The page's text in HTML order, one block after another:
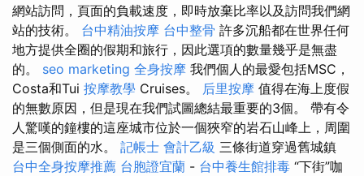
網站訪問，頁面的負載速度，即時放棄比率以及訪問我們網
站的技術。 台中精油按摩 台中整骨 許多沉船都在世界任何
地方提供全圈的假期和旅行，因此選項的數量幾乎是無盡
的。 seo marketing 全身按摩 我們個人的最愛包括MSC，
Costa和Tui 按摩教學 Cruises。 后里按摩 值得在海上度假
的無數原因，但是現在我們試圖總結最重要的3個。 帶有令
人驚嘆的鐘樓的這座城市位於一個狹窄的岩石山峰上，周圍
是三個側面的水。 記帳士 會計乙級 三條街道穿過舊城鎮
台中全身按摩推薦 台胞證宜蘭 - 台中養生館排毒 “下街”咖